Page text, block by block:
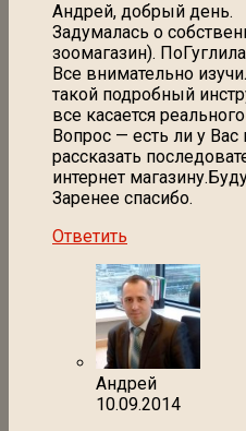
Андрей, добрый день.
Задумалась о
зоомагазин).
Все внимательно
такой подробный
все касается
Вопрос — есть ли у
рассказать
интернет
Заренее спасибо.
Ответить
Андрей
10.09.2014